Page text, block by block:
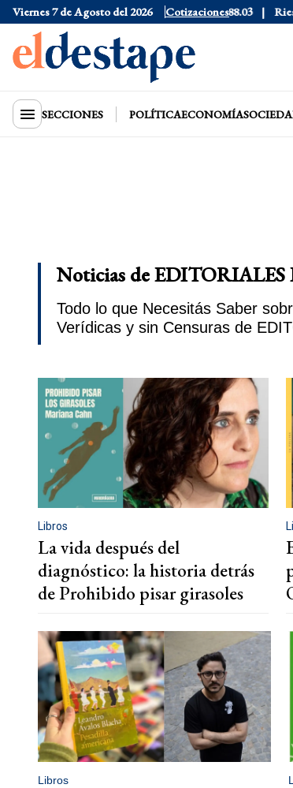
Viernes 7 de Agosto del 2026 Cotizaciones
Dólar CCL $1579.3 Euro $1688.03 Riesgo
SECCIONES POLÍTICAECONOMÍA
Noticias de EDITORIALES
Todo lo que Necesitás Saber
Verídicas y sin Censuras de
Libros
La vida después del
diagnóstico: la historia detrás
de Prohibido pisar girasoles
Libros